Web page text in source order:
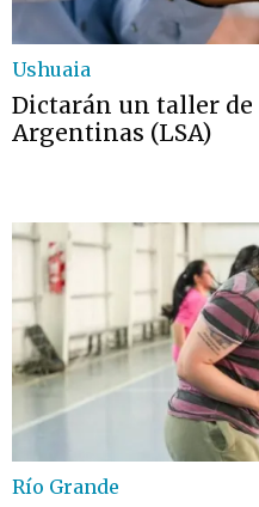
Ushuaia
Dictarán un taller de
Argentinas (LSA)
Río Grande